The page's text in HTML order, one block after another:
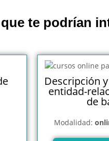
te podrían
Descripción
entidad-
de
Modalidad: